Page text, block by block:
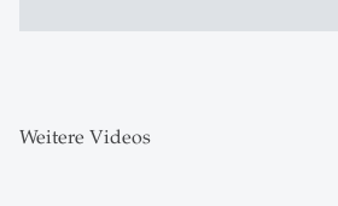
Weitere Videos